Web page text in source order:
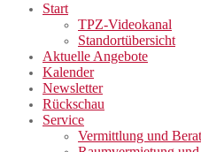
Start
TPZ-Videokanal
Standortübersicht
Aktuelle Angebote
Kalender
Newsletter
Rückschau
Service
Vermittlung und